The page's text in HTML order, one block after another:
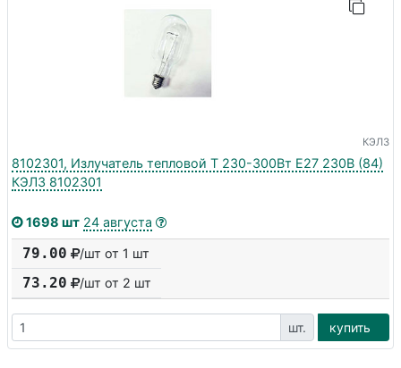
КЭЛЗ
8102301, Излучатель тепловой Т 230-300Вт E27 230В (84)
КЭЛЗ 8102301
1698 шт 24 августа
79.00 /шт от 1 шт
73.20 /шт от 2 шт
шт. купить